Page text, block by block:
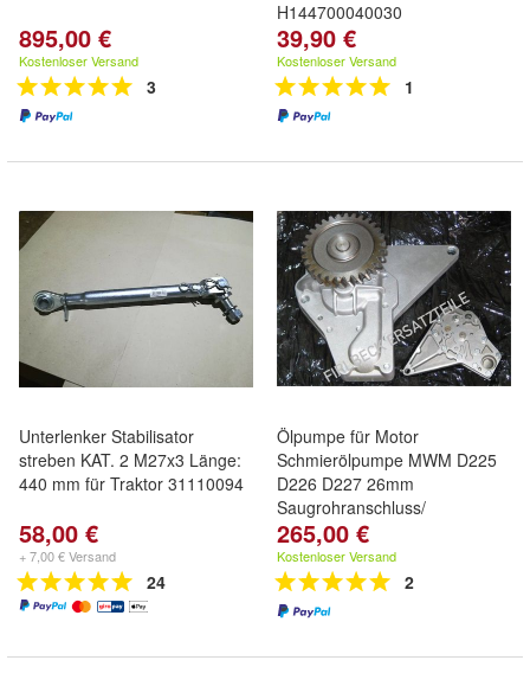
895,00 €
Kostenloser Versand
3
H144700040030
39,90 €
Kostenloser Versand
1
Unterlenker Stabilisator
streben KAT. 2 M27x3 Länge:
440 mm für Traktor 31110094
58,00 €
+ 7,00 € Versand
24
Ölpumpe für Motor
Schmierölpumpe MWM D225
D226 D227 26mm
Saugrohranschluss/
265,00 €
Kostenloser Versand
2